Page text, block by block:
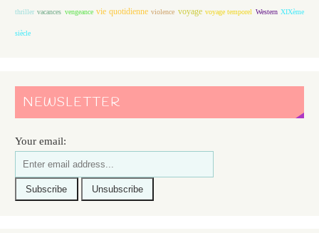
thriller vacances vengeance vie quotidienne violence voyage voyage temporel Western XIXème
siècle
NEWSLETTER
Your email: